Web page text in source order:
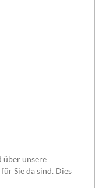
über unsere
Sie da sind. Dies